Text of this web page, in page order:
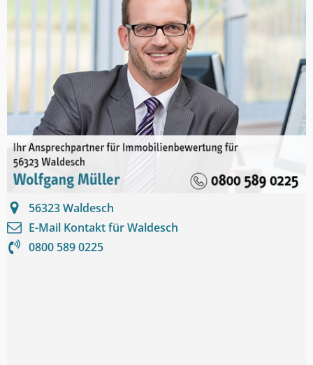
56323Waldesch
E-Mail Kontakt fürWaldesch
0800 589 0225